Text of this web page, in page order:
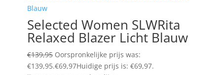
Selected Women SLWRita
Relaxed Blazer Licht Blauw
€139,95 Oorspronkelijke prijs was:
€139,95.€69,97Huidige prijs is: €69,97.